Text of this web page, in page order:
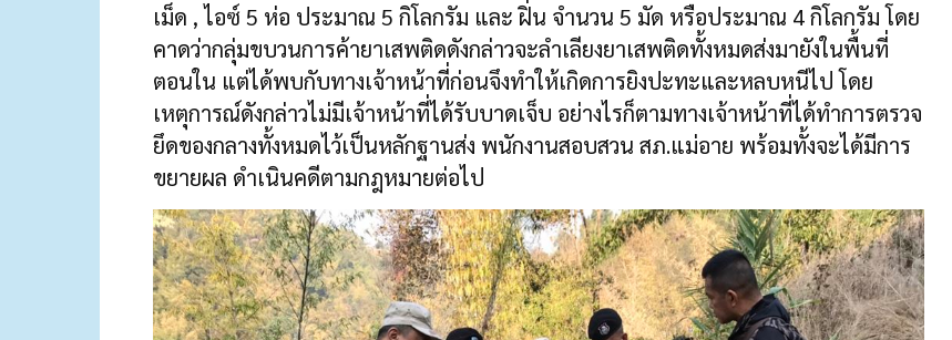
เม็ด , ไอซ์ 5 ห่อ ประมาณ 5 กิโลกรัม และ ฝิ่น จำนวน 5 มัด หรือประมาณ 4 กิโลกรัม โดย
คาดว่ากลุ่มขบวนการค้ายาเสพติดดังกล่าวจะลำเลียงยาเสพติดทั้งหมดส่งมายังในพื้นที่
ตอนใน แต่ได้พบกับทางเจ้าหน้าที่ก่อนจึงทำให้เกิดการยิงปะทะและหลบหนีไป โดย
เหตุการณ์ดังกล่าวไม่มีเจ้าหน้าที่ได้รับบาดเจ็บ อย่างไรก็ตามทางเจ้าหน้าที่ได้ทำการตรวจ
ยึดของกลางทั้งหมดไว้เป็นหลักฐานส่ง พนักงานสอบสวน สภ.แม่อาย พร้อมทั้งจะได้มีการ
ขยายผล ดำเนินคดีตามกฎหมายต่อไป